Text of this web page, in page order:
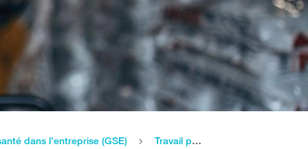
dans l’entreprise (GSE) Travail par équipe: comment protéger la santé de son personnel